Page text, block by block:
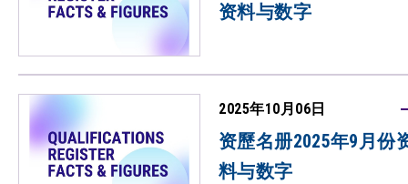
资料与数字
2025年10月06日
资歷名册2025年9月份
料与数字